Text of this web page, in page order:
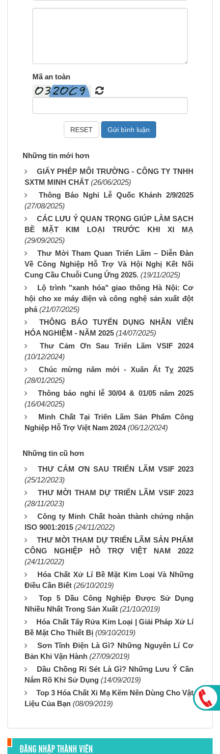
Mã an toàn
Những tin mới hơn
GIẤY PHÉP MÔI TRƯỜNG - CÔNG TY TNHH
SXTM MINH CHẤT (26/06/2025)
Thông Báo Nghỉ Lễ Quốc Khánh 2/9/2025
(27/08/2025)
CÁC LƯU Ý QUAN TRỌNG GIÚP LÀM SẠCH
BỀ MẶT KIM LOẠI TRƯỚC KHI XI MẠ
(29/09/2025)
Thư Mời Tham Quan Triển Lãm – Diễn Đàn
Về Công Nghiệp Hỗ Trợ Và Hội Nghị Kết Nối
Cung Cầu Chuỗi Cung Ứng 2025. (19/11/2025)
Lộ trình "xanh hóa" giao thông Hà Nội: Cơ
hội cho xe máy điện và công nghệ sản xuất đột
phá (21/07/2025)
THÔNG BÁO TUYỂN DỤNG NHÂN VIÊN
HÓA NGHIỆM - NĂM 2025 (14/07/2025)
Thư Cảm Ơn Sau Triển Lãm VSIF 2024
(10/12/2024)
Chúc mừng năm mới - Xuân Ất Tỵ 2025
(28/01/2025)
Thông báo nghỉ lễ 30/04 & 01/05 năm 2025
(16/04/2025)
Minh Chất Tại Triển Lãm Sản Phẩm Công
Nghiệp Hỗ Trợ Việt Nam 2024 (06/12/2024)
Những tin cũ hơn
THƯ CẢM ƠN SAU TRIỂN LÃM VSIF 2023
(25/12/2023)
THƯ MỜI THAM DỰ TRIỂN LÃM VSIF 2023
(28/11/2023)
Công ty Minh Chất hoàn thành chứng nhận
ISO 9001:2015 (24/11/2022)
THƯ MỜI THAM DỰ TRIỂN LÃM SẢN PHẨM
CÔNG NGHIỆP HỖ TRỢ VIỆT NAM 2022
(24/11/2022)
Hóa Chất Xử Lí Bề Mặt Kim Loại Và Những
Điều Cần Biết (26/10/2019)
Top 5 Dầu Công Nghiệp Được Sử Dụng
Nhiều Nhất Trong Sản Xuất (21/10/2019)
Hóa Chất Tẩy Rửa Kim Loại | Giải Pháp Xử Lí
Bề Mặt Cho Thiết Bị (09/10/2019)
Sơn Tĩnh Điện Là Gì? Những Nguyên Lí Cơ
Bản Khi Vận Hành (27/09/2019)
Dầu Chồng Rỉ Sét Là Gì? Những Lưu Ý Cần
Nắm Rõ Khi Sử Dụng (14/09/2019)
Top 3 Hóa Chất Xi Mạ Kẽm Nên Dùng Cho Vật
Liệu Của Bạn (08/09/2019)
ĐĂNG NHẬP THÀNH VIÊN